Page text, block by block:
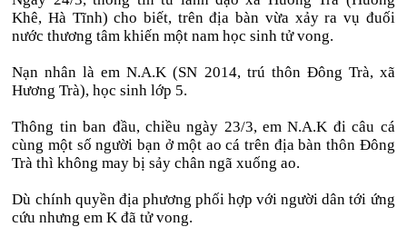
Khê, Hà Tĩnh) cho biết, trên địa bàn vừa xảy ra vụ đuối
nước thương tâm khiến một nam học sinh tử vong.
Nạn nhân là em N.A.K (SN 2014, trú thôn Đông Trà, xã
Hương Trà), học sinh lớp 5.
Thông tin ban đầu, chiều ngày 23/3, em N.A.K đi câu cá
cùng một số người bạn ở một ao cá trên địa bàn thôn Đông
Trà thì không may bị sảy chân ngã xuống ao.
Dù chính quyền địa phương phối hợp với người dân tới ứng
cứu nhưng em K đã tử vong.